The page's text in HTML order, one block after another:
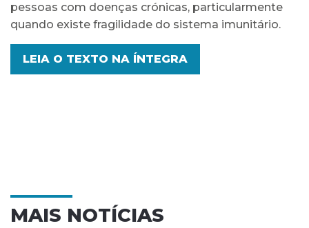
pessoas com doenças crónicas, particularmente
quando existe fragilidade do sistema imunitário.
LEIA O TEXTO NA ÍNTEGRA
MAIS NOTÍCIAS